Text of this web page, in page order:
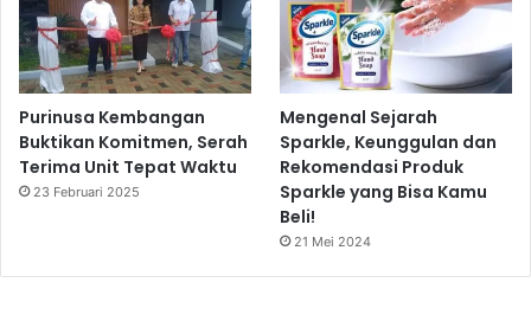
Purinusa Kembangan
Buktikan Komitmen, Serah
Terima Unit Tepat Waktu
23 Februari 2025
Mengenal Sejarah
Sparkle, Keunggulan dan
Rekomendasi Produk
Sparkle yang Bisa Kamu
Beli!
21 Mei 2024